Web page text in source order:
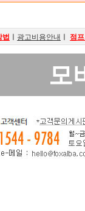
법 광고비용안내 점
모